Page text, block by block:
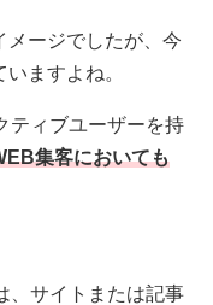
メージでしたが、今
ますよね。
ティブユーザーを持
集客においても
、サイトまたは記事